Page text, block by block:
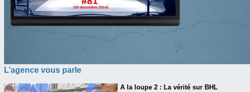
L’agence vous parle
A la loupe 2 : La vérité sur BHL